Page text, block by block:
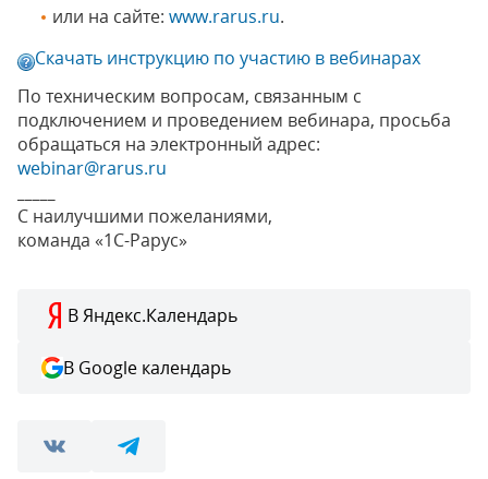
или на сайте: www.rarus.ru.
Скачать инструкцию по участию в вебинарах
По техническим вопросам, связанным с
подключением и проведением вебинара, просьба
обращаться на электронный адрес:
webinar@rarus.ru
С наилучшими пожеланиями,
команда «1С-Рарус»
В Яндекс.Календарь
В Google календарь